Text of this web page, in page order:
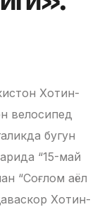
Хотин-
велосипед
бугун
“15-май
“Соғлом аёл
Хотин-